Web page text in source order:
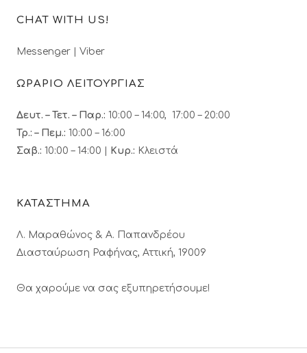
CHAT WITH US!
Messenger Viber
ΩΡΑΡΙΟ ΛΕΙΤΟΥΡΓΙΑΣ
Δευτ. – Τετ. – Παρ.: 10:00 – 14:00, 17:00 – 20:00
Τρ.: – Πεμ.: 10:00 – 16:00
Σαβ.: 10:00 – 14:00 | Κυρ.: Κλειστά
ΚΑΤΑΣΤΗΜΑ
Λ. Μαραθώνος & A. Παπανδρέου
Διασταύρωση Ραφήνας, Αττική, 19009
Θα χαρούμε να σας εξυπηρετήσουμε!